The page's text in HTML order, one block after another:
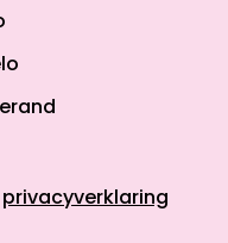
privacyverklaring